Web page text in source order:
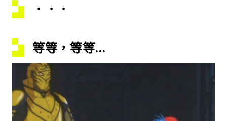
．．．
等等，等等…